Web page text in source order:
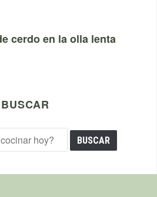
cerdo en la olla lenta
BUSCAR